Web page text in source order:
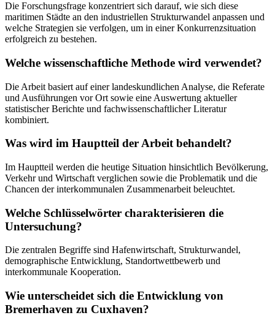
Die Forschungsfrage konzentriert sich darauf, wie sich diese
maritimen Städte an den industriellen Strukturwandel anpassen und
welche Strategien sie verfolgen, um in einer Konkurrenzsituation
erfolgreich zu bestehen.
Welche wissenschaftliche Methode wird verwendet?
Die Arbeit basiert auf einer landeskundlichen Analyse, die Referate
und Ausführungen vor Ort sowie eine Auswertung aktueller
statistischer Berichte und fachwissenschaftlicher Literatur
kombiniert.
Was wird im Hauptteil der Arbeit behandelt?
Im Hauptteil werden die heutige Situation hinsichtlich Bevölkerung,
Verkehr und Wirtschaft verglichen sowie die Problematik und die
Chancen der interkommunalen Zusammenarbeit beleuchtet.
Welche Schlüsselwörter charakterisieren die
Untersuchung?
Die zentralen Begriffe sind Hafenwirtschaft, Strukturwandel,
demographische Entwicklung, Standortwettbewerb und
interkommunale Kooperation.
Wie unterscheidet sich die Entwicklung von
Bremerhaven zu Cuxhaven?